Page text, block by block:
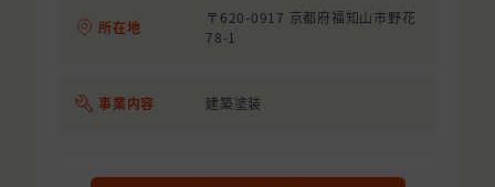
所在地
〒620-0917 京都府福知山市野花
78-1
事業内容 建築塗装